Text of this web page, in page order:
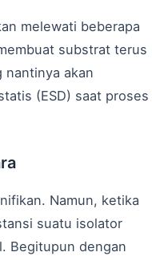
melewati beberapa
substrat terus
nantinya akan
(ESD) saat proses
Namun, ketika
suatu isolator
Begitupun dengan